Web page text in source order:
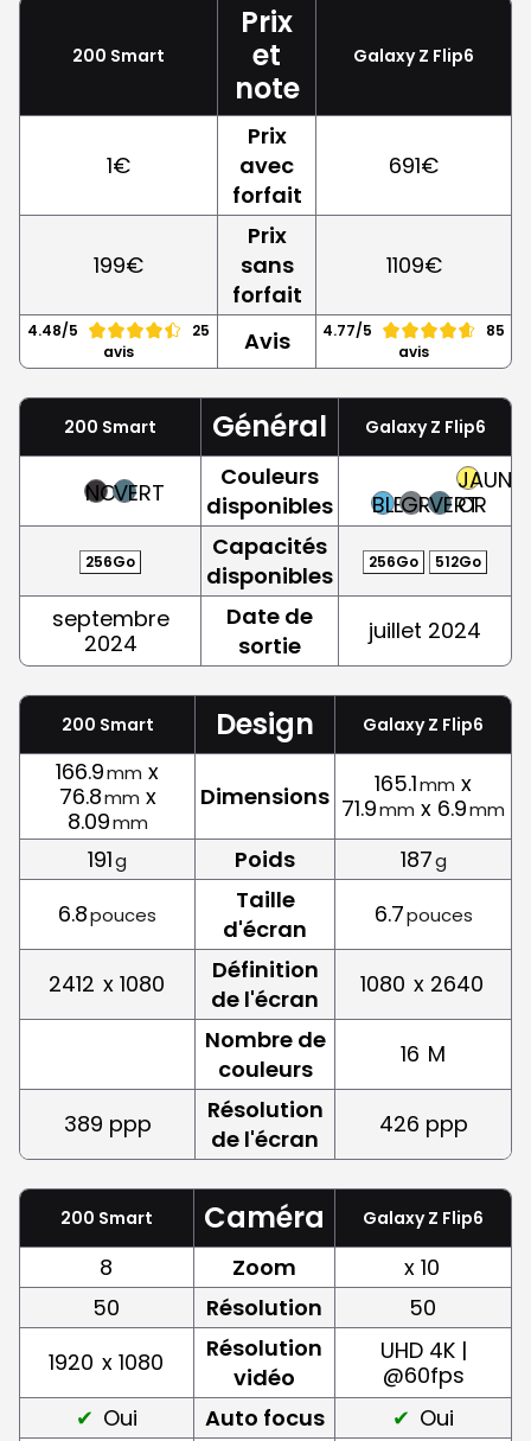
200 Smart
Prix
et
note
Galaxy Z Flip6
1€
Prix
avec
forfait
691€
199€
Prix
sans
forfait
1109€
4.48/5
25
avis
Avis 4.77/5
85
avis
200 Smart Général Galaxy Z Flip6
NOIRVERT
Couleurs
disponibles
BLEUGRISVERT
JAUNE,
OR
256Go
Capacités
disponibles
256Go 512Go
septembre
2024
Date de
sortie
juillet 2024
200 Smart Design Galaxy Z Flip6
166.9mm x
76.8mm x
8.09mm
Dimensions 165.1mm x
71.9mm x 6.9mm
191g Poids 187g
6.8pouces
Taille
d'écran
6.7pouces
2412 x 1080
Définition
de l'écran
1080 x 2640
Nombre de
couleurs
16 M
389 ppp
Résolution
de l'écran
426 ppp
200 Smart Caméra Galaxy Z Flip6
8 Zoom
x 10
50
Résolution
50
1920 x 1080
Résolution
vidéo
UHD 4K |
@60fps
Oui
Auto focus
Oui